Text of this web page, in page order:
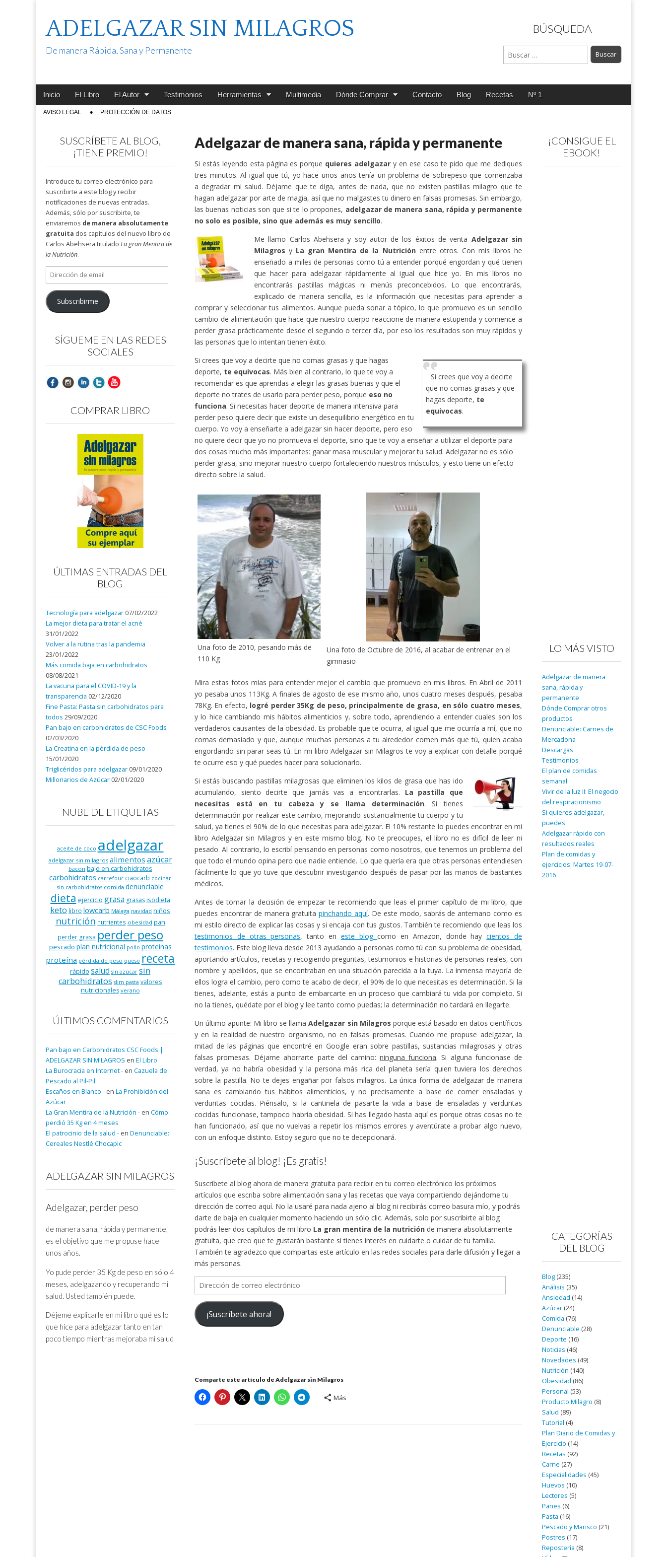
ADELGAZAR SIN MILAGROS
De manera Rápida, Sana y Permanente
BÚSQUEDA
Buscar:
Main
Skip
content
Inicio El Libro El Autor Testimonios Herramientas Multimedia Dónde Comprar Contacto Blog Recetas Nº 1
SubAVISO LEGAL PROTECCIÓN DE DATOS
Adelgazar de manera sana, rápida y permanente
Si estás leyendo esta página es porque quieres adelgazar y en ese caso te pido que me dediques
tres minutos. Al igual que tú, yo hace unos años tenía un problema de sobrepeso que comenzaba
a degradar mi salud. Déjame que te diga, antes de nada, que no existen pastillas milagro que te
hagan adelgazar por arte de magia, así que no malgastes tu dinero en falsas promesas. Sin embargo,
las buenas noticias son que si te lo propones, adelgazar de manera sana, rápida y permanente
no solo es posible, sino que además es muy sencillo.
Me llamo Carlos Abehsera y soy autor de los éxitos de venta Adelgazar sin
Milagros y La gran Mentira de la Nutriciónentre otros. Con mis libros he
enseñado a miles de personas como tú a entender porqué engordan y qué tienen
que hacer para adelgazar rápidamente al igual que hice yo. En mis libros no
encontrarás pastillas mágicas ni menús preconcebidos. Lo que encontrarás,
explicado de manera sencilla, es la información que necesitas para aprender a
comprar y seleccionar tus alimentos. Aunque pueda sonar a tópico, lo que promuevo es un sencillo
cambio de alimentación que hace que nuestro cuerpo reaccione de manera estupenda y comience a
perder grasa prácticamente desde el segundo o tercer día, por eso los resultados son muy rápidos y
las personas que lo intentan tienen éxito.
Si crees que voy a decirte
que no comas grasas y que
hagas deporte, te
equivocas.
Si crees que voy a decirte que no comas grasas y que hagas
deporte, te equivocas. Más bien al contrario, lo que te voy a
recomendar es que aprendas a elegir las grasas buenas y que el
deporte no trates de usarlo para perder peso, porque eso no
funciona. Si necesitas hacer deporte de manera intensiva para
perder peso quiere decir que existe un desequilibrio energético en tu
cuerpo. Yo voy a enseñarte a adelgazar sin hacer deporte, pero eso
no quiere decir que yo no promueva el deporte, sino que te voy a enseñar a utilizar el deporte para
dos cosas mucho más importantes: ganar masa muscular y mejorar tu salud. Adelgazar no es sólo
perder grasa, sino mejorar nuestro cuerpo fortaleciendo nuestros músculos, y esto tiene un efecto
directo sobre la salud.
Una foto de 2010, pesando más de
110 Kg
Una foto de Octubre de 2016, al acabar de entrenar en el
gimnasio
Mira estas fotos mías para entender mejor el cambio que promuevo en mis libros. En Abril de 2011
yo pesaba unos 113Kg. A finales de agosto de ese mismo año, unos cuatro meses después, pesaba
78Kg. En efecto, logré perder 35Kg de peso, principalmente de grasa, en sólo cuatro meses,
y lo hice cambiando mis hábitos alimenticios y, sobre todo, aprendiendo a entender cuales son los
verdaderos causantes de la obesidad. Es probable que te ocurra, al igual que me ocurría a mí, que no
comas demasiado y que, aunque muchas personas a tu alrededor comen más que tú, quien acaba
engordando sin parar seas tú. En mi libro Adelgazar sin Milagros te voy a explicar con detalle porqué
te ocurre eso y qué puedes hacer para solucionarlo.
Si estás buscando pastillas milagrosas que eliminen los kilos de grasa que has ido
acumulando, siento decirte que jamás vas a encontrarlas. La pastilla que
necesitas está en tu cabeza y se llama determinación. Si tienes
determinación por realizar este cambio, mejorando sustancialmente tu cuerpo y tu
salud, ya tienes el 90% de lo que necesitas para adelgazar. El 10% restante lo puedes encontrar en mi
libro Adelgazar sin Milagros y en este mismo blog. No te preocupes, el libro no es difícil de leer ni
pesado. Al contrario, lo escribí pensando en personas como nosotros, que tenemos un problema del
que todo el mundo opina pero que nadie entiende. Lo que quería era que otras personas entendiesen
fácilmente lo que yo tuve que descubrir investigando después de pasar por las manos de bastantes
médicos.
Antes de tomar la decisión de empezar te recomiendo que leas el primer capítulo de mi libro, que
puedes encontrar de manera gratuitapinchando aquí. De este modo, sabrás de antemano como es
mi estilo directo de explicar las cosas y si encaja con tus gustos. También te recomiendo que leas los
testimonios de otras personas, tanto en este blogcomo en Amazon, donde haycientos de
testimonios. Este blog lleva desde 2013 ayudando a personas como tú con su problema de obesidad,
aportando artículos, recetas y recogiendo preguntas, testimonios e historias de personas reales, con
nombre y apellidos, que se encontraban en una situación parecida a la tuya. La inmensa mayoría de
ellos logra el cambio, pero como te acabo de decir, el 90% de lo que necesitas es determinación. Si la
tienes, adelante, estás a punto de embarcarte en un proceso que cambiará tu vida por completo. Si
no la tienes, quédate por el blog y lee tanto como puedas; la determinación no tardará en llegarte.
Un último apunte: Mi libro se llamaAdelgazar sin Milagros porque está basado en datos científicos
y en la realidad de nuestro organismo, no en falsas promesas. Cuando me propuse adelgazar, la
mitad de las páginas que encontré en Google eran sobre pastillas, sustancias milagrosas y otras
falsas promesas. Déjame ahorrarte parte del camino:ninguna funciona. Si alguna funcionase de
verdad, ya no habría obesidad y la persona más rica del planeta sería quien tuviera los derechos
sobre la pastilla. No te dejes engañar por falsos milagros. La única forma de adelgazar de manera
sana es cambiando tus hábitos alimenticios, y no precisamente a base de comer ensaladas y
verduritas cocidas. Piénsalo, si la cantinela de pasarte la vida a base de ensaladas y verduritas
cocidas funcionase, tampoco habría obesidad. Si has llegado hasta aquí es porque otras cosas no te
han funcionado, así que no vuelvas a repetir los mismos errores y aventúrate a probar algo nuevo,
con un enfoque distinto. Estoy seguro que no te decepcionará.
¡Suscríbete al blog! ¡Es gratis!
Suscríbete al blog ahora de manera gratuita para recibir en tu correo electrónico los próximos
artículos que escriba sobre alimentación sana y las recetas que vaya compartiendo dejándome tu
dirección de correo aquí. No la usaré para nada ajeno al blog ni recibirás correo basura mío, y podrás
darte de baja en cualquier momento haciendo un sólo clic. Además, solo por suscribirte al blog
podrás leer dos capítulos de mi libro La gran mentira de la nutrición de manera absolutamente
gratuita, que creo que te gustarán bastante si tienes interés en cuidarte o cuidar de tu familia.
También te agradezco que compartas este artículo en las redes sociales para darle difusión y llegar a
más personas.
Dirección
de
correo
electrónico
¡Suscríbete ahora!
Comparte este artículo de Adelgazar sin Milagros
Más
SUSCRÍBETE AL BLOG,
¡TIENE PREMIO!
Introduce tu correo electrónico para
suscribirte a este blog y recibir
notificaciones de nuevas entradas.
Además, sólo por suscribirte, te
enviaremos de manera absolutamente
gratuita dos capítulos del nuevo libro de
Carlos Abehsera titulado La gran Mentira de
la Nutrición.
Dirección
de
email
Subscribirme
SÍGUEME EN LAS REDES
SOCIALES
COMPRAR LIBRO
ÚLTIMAS ENTRADAS DEL
BLOG
Tecnología para adelgazar 07/02/2022
La mejor dieta para tratar el acné
31/01/2022
Volver a la rutina tras la pandemia
23/01/2022
Más comida baja en carbohidratos
08/08/2021
La vacuna para el COVID-19 y la
transparencia 02/12/2020
Fine Pasta: Pasta sin carbohidratos para
todos 29/09/2020
Pan bajo en carbohidratos de CSC Foods
02/03/2020
La Creatina en la pérdida de peso
15/01/2020
Triglicéridos para adelgazar 09/01/2020
Millonarios de Azúcar 02/01/2020
NUBE DE ETIQUETAS
aceite de coco adelgazar
adelgazar sin milagros alimentos azúcar
bacon bajo en carbohidratos
carbohidratos carrefour ciaocarb cocinar
sin carbohidratos comida denunciable
dieta ejercicio grasa grasas isodieta
keto libro lowcarb Málaga navidad niños
nutrición nutrientes obesidad pan
perder grasa perder peso
pescado plan nutricional pollo proteinas
proteína pérdida de peso queso receta
rápido salud sin azúcar sin
carbohidratos slim pasta valores
nutricionales verano
ÚLTIMOS COMENTARIOS
Pan bajo en Carbohidratos CSC Foods |
ADELGAZAR SIN MILAGROS en El Libro
La Burocracia en Internet - en Cazuela de
Pescado al Pil-Pil
Escaños en Blanco - en La Prohibición del
Azúcar
La Gran Mentira de la Nutrición - en Cómo
perdió 35 Kg en 4 meses
El patrocinio de la salud - en Denunciable:
Cereales Nestlé Chocapic
ADELGAZAR SIN MILAGROS
Adelgazar, perder peso
de manera sana, rápida y permanente,
es el objetivo que me propuse hace
unos años.
Yo pude perder 35 Kg de peso en sólo 4
meses, adelgazando y recuperando mi
salud. Usted también puede.
Déjeme explicarle en mi libro qué es lo
que hice para adelgazar tanto en tan
poco tiempo mientras mejoraba mi salud
¡CONSIGUE EL
EBOOK!
LO MÁS VISTO
Adelgazar de manera
sana, rápida y
permanente
Dónde Comprar otros
productos
Denunciable: Carnes de
Mercadona
Descargas
Testimonios
El plan de comidas
semanal
Vivir de la luz II: El negocio
del respiracionismo
Si quieres adelgazar,
puedes
Adelgazar rápido con
resultados reales
Plan de comidas y
ejercicios: Martes 19-07-
2016
CATEGORÍAS
DEL BLOG
Blog (235)
Análisis (35)
Ansiedad (14)
Azúcar (24)
Comida (76)
Denunciable (28)
Deporte (16)
Noticias (46)
Novedades (49)
Nutrición (140)
Obesidad (86)
Personal (53)
Producto Milagro (8)
Salud (89)
Tutorial (4)
Plan Diario de Comidas y
Ejercicio (14)
Recetas (92)
Carne (27)
Especialidades (45)
Huevos (10)
Lectores (5)
Panes (6)
Pasta (16)
Pescado y Marisco (21)
Postres (17)
Repostería (8)